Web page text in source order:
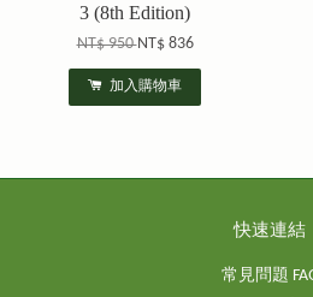
3 (8th Edition)
NT$ 950NT$ 836
加入購物車
快速連結
常見問題